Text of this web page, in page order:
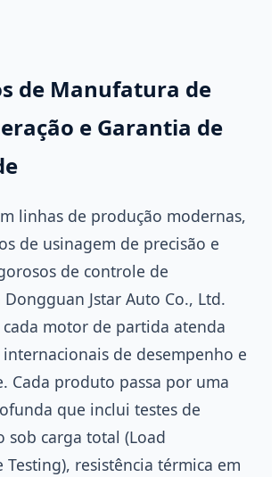
de Manufatura de
e Garantia de
linhas de produção modernas,
de usinagem de precisão e
de controle de
Jstar Auto Co., Ltd.
motor de partida atenda
de desempenho e
Cada produto passa por uma
que inclui testes de
sob carga total (Load
Testing), resistência térmica em